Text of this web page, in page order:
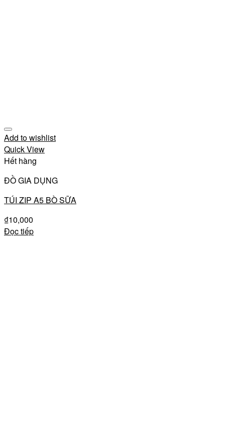
Add to wishlist
Quick View
Hết hàng
ĐỒ GIA DỤNG
TÚI ZIP A5 BÒ SỮA
₫10,000
Đọc tiếp